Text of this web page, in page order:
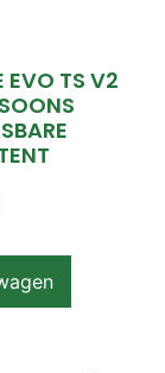
EVO TS V2